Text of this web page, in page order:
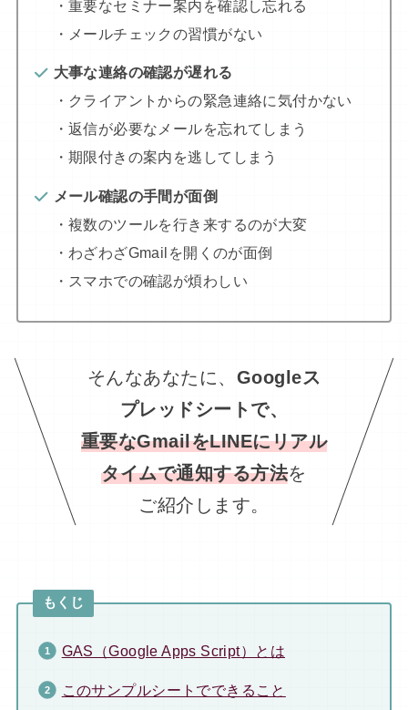
・重要なセミナー案内を確認し忘れる
・メールチェックの習慣がない
大事な連絡の確認が遅れる
・クライアントからの緊急連絡に気付かない
・返信が必要なメールを忘れてしまう
・期限付きの案内を逃してしまう
メール確認の手間が面倒
・複数のツールを行き来するのが大変
・わざわざGmailを開くのが面倒
・スマホでの確認が煩わしい
そんなあなたに、 Googleス
プレッドシートで、
重要なGmailをLINEにリアル
タイムで通知する方法を
ご紹介します。
もくじ
GAS（Google Apps Script）とは
このサンプルシートでできること